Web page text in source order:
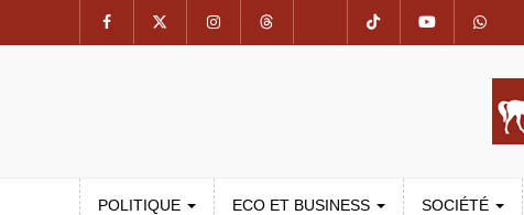
POLITIQUE ECO ET BUSINESS SOCIÉTÉ